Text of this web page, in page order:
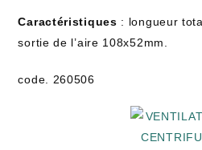
Caractéristiques : longueur
sortie de l’aire 108x52mm.
code. 260506